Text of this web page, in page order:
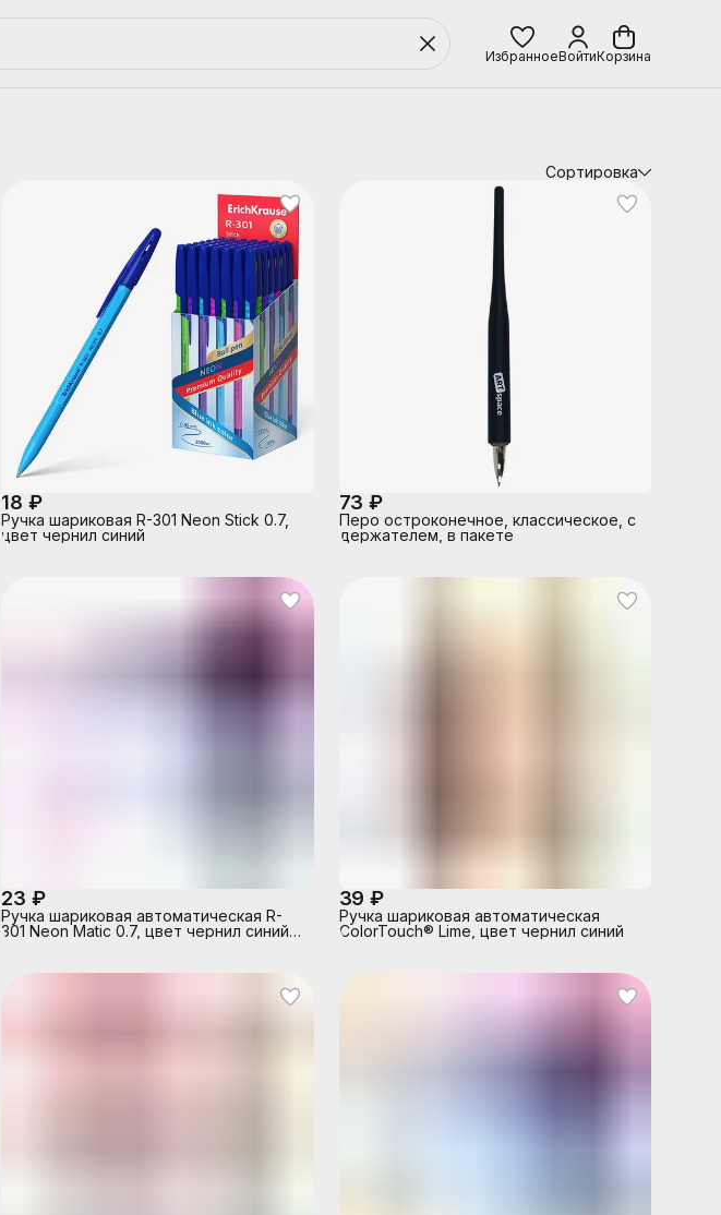
ИзбранноеВойтиКорзина
Сортировка
18 ₽
Ручка шариковая R-301 Neon Stick 0.7,
цвет чернил синий
73 ₽
Перо остроконечное, классическое, с
держателем, в пакете
23 ₽
Ручка шариковая автоматическая R-
301 Neon Matic 0.7, цвет чернил синий
39 ₽
Ручка шариковая автоматическая
ColorTouch® Lime, цвет чернил синий